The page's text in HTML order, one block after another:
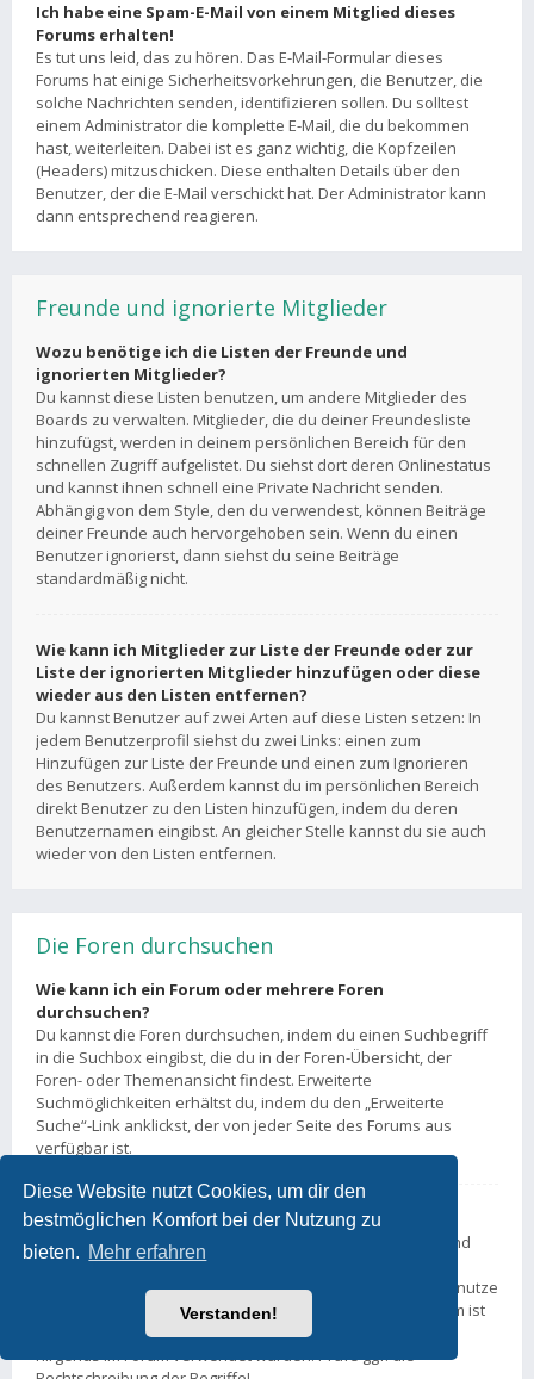
Diese Website nutzt Cookies, um dir den
bestmöglichen Komfort bei der Nutzung zu
bieten. Mehr erfahren
Verstanden!
Ich habe eine Spam-E-Mail von einem Mitglied dieses
Forums erhalten!
Es tut uns leid, das zu hören. Das E-Mail-Formular dieses
Forums hat einige Sicherheitsvorkehrungen, die Benutzer, die
solche Nachrichten senden, identifizieren sollen. Du solltest
einem Administrator die komplette E-Mail, die du bekommen
hast, weiterleiten. Dabei ist es ganz wichtig, die Kopfzeilen
(Headers) mitzuschicken. Diese enthalten Details über den
Benutzer, der die E-Mail verschickt hat. Der Administrator kann
dann entsprechend reagieren.
Freunde und ignorierte Mitglieder
Wozu benötige ich die Listen der Freunde und
ignorierten Mitglieder?
Du kannst diese Listen benutzen, um andere Mitglieder des
Boards zu verwalten. Mitglieder, die du deiner Freundesliste
hinzufügst, werden in deinem persönlichen Bereich für den
schnellen Zugriff aufgelistet. Du siehst dort deren Onlinestatus
und kannst ihnen schnell eine Private Nachricht senden.
Abhängig von dem Style, den du verwendest, können Beiträge
deiner Freunde auch hervorgehoben sein. Wenn du einen
Benutzer ignorierst, dann siehst du seine Beiträge
standardmäßig nicht.
Wie kann ich Mitglieder zur Liste der Freunde oder zur
Liste der ignorierten Mitglieder hinzufügen oder diese
wieder aus den Listen entfernen?
Du kannst Benutzer auf zwei Arten auf diese Listen setzen: In
jedem Benutzerprofil siehst du zwei Links: einen zum
Hinzufügen zur Liste der Freunde und einen zum Ignorieren
des Benutzers. Außerdem kannst du im persönlichen Bereich
direkt Benutzer zu den Listen hinzufügen, indem du deren
Benutzernamen eingibst. An gleicher Stelle kannst du sie auch
wieder von den Listen entfernen.
Die Foren durchsuchen
Wie kann ich ein Forum oder mehrere Foren
durchsuchen?
Du kannst die Foren durchsuchen, indem du einen Suchbegriff
in die Suchbox eingibst, die du in der Foren-Übersicht, der
Foren- oder Themenansicht findest. Erweiterte
Suchmöglichkeiten erhältst du, indem du den „Erweiterte
Suche“-Link anklickst, der von jeder Seite des Forums aus
verfügbar ist.
Weshalb erhalte ich bei der Suche keine Ergebnisse?
Deine Suche war möglicherweise zu allgemein gehalten und
enthielt zu viele gängige Wörter, welche von phpBB nicht
indiziert werden. Stelle eine spezifischere Anfrage und benutze
die Optionen, die dir die erweiterte Suche bietet. Außerdem ist
es natürlich auch möglich, dass dein(e) Suchbegriff(e) hier
nirgends im Forum verwendet wurden. Prüfe ggf. die